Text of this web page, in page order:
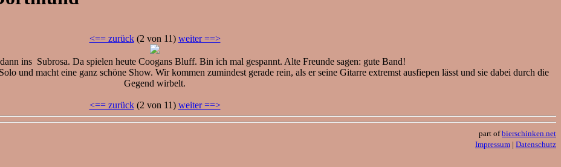
<== zurück(2 von 11) weiter ==>
ins Subrosa. Da spielen heute Coogans Bluff. Bin ich mal gespannt. Alte Freunde sagen: gute Band!
und macht eine ganz schöne Show. Wir kommen zumindest gerade rein, als er seine Gitarre extremst ausfiepen lässt und sie dabei durch die
Gegend wirbelt.
<== zurück(2 von 11) weiter ==>
part ofbierschinken.net
Impressum | Datenschutz